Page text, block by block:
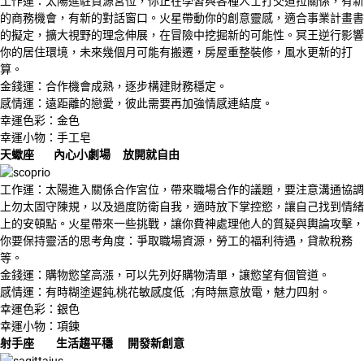
的商務機會，有新的對話窗口。火星帶動你的創意靈感，適合事業計畫書
的擬定，擴大視野的理念伸展，在冒險中挖掘新的可能性。冥王逆行影響
你的居住環境，未來幾個月可能有搬遷，房屋重整裝修，風水更新的打
算。
金錢運：合作機會成熟，逐步構建財務穩定。
感情運：遠距離的戀愛，彼此需要再加強情感連結度。
幸運色彩：金色
幸運小物：手工皂
天蠍座 內心小劇場 放開就自由
工作運：太陽進入關係合作宮位，帶來職場合作的議題，要注意溝通協調
上勿太固守陳規，以及過度防衛自我，適時放下掌控慾，讓自己找到情緒
上的安頓點。火星帶來一些挑戰，讓你費神處理他人的質疑與輿論攻擊，
你要保持靈活的思考角度：爭取職場資源，勞工的福利待遇，貸款稅務
等。
金錢運：購物慾望高漲，可以先列好購物清單，讓慾望有個管道。
感情運：有時糊塗遲鈍,桃花敏感度低 ;有時無意放電，魅力四射。
幸運色彩：銀色
幸運小物：項鍊
射手座 生活趨平穩 開發新創意